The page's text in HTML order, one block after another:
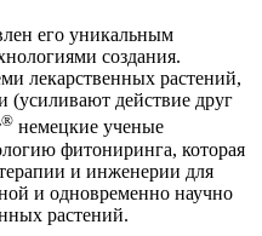
его уникальным
создания.
лекарственных растений,
(усиливают действие друг
® немецкие ученые
фитониринга, которая
и инженерии для
и одновременно научно
растений.